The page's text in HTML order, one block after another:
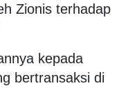
Zionis terhadap
kepada
bertransaksi di